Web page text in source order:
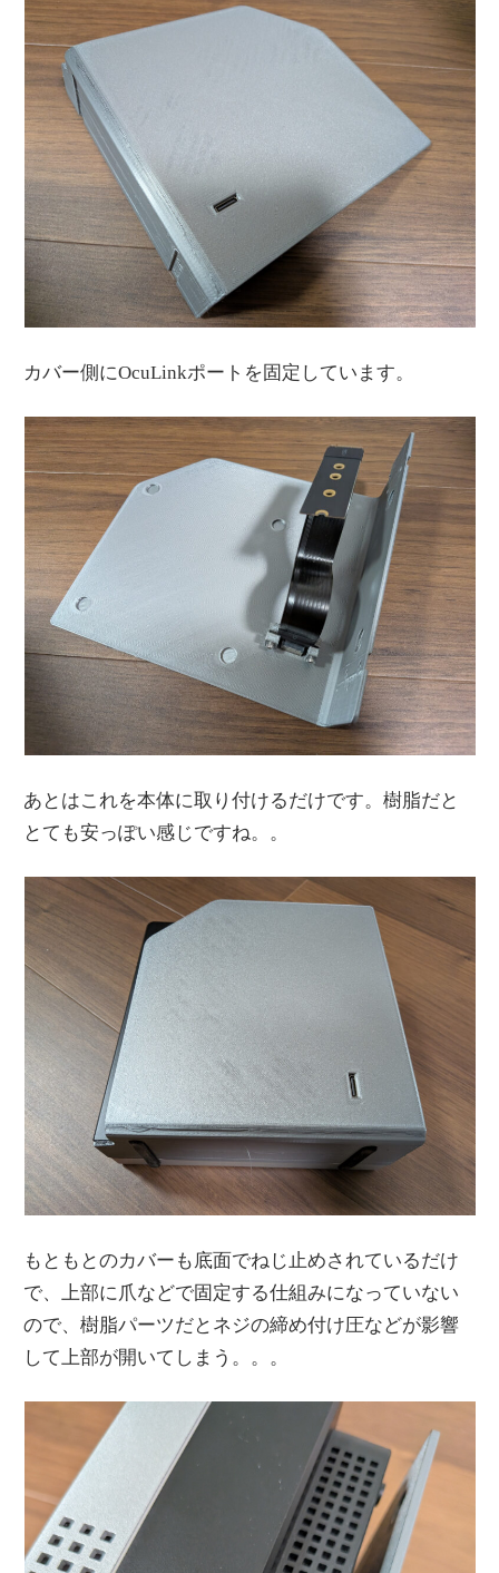
カバー側にOcuLinkポートを固定しています。
あとはこれを本体に取り付けるだけです。樹脂だと
とても安っぽい感じですね。。
もともとのカバーも底面でねじ止めされているだけ
で、上部に爪などで固定する仕組みになっていない
ので、樹脂パーツだとネジの締め付け圧などが影響
して上部が開いてしまう。。。